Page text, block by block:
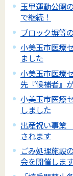
玉里運動公園
で継続！
ブロック塀等
小美玉市医療
ました
小美玉市医療
先『候補者』
小美玉市医療
しました
出産祝い事業
されます
ごみ処理施設
会を開催しま